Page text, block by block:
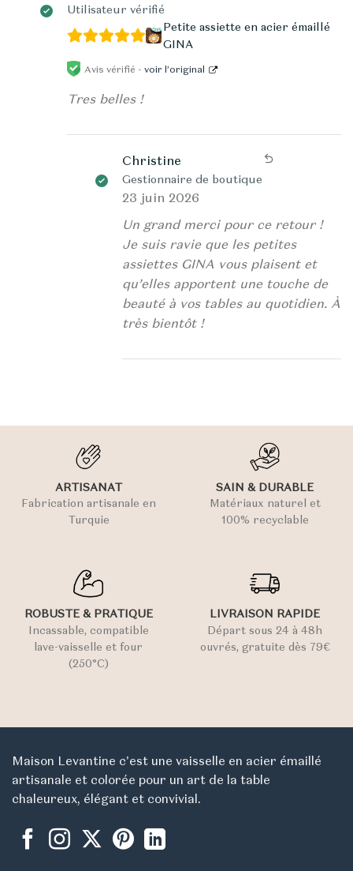
Utilisateur vérifié
Petite assiette en acier émaillé
GINA
Avis vérifié - voir l’original
Tres belles !
Christine
Gestionnaire de boutique
23 juin 2026
Un grand merci pour ce retour !
Je suis ravie que les petites
assiettes GINA vous plaisent et
qu’elles apportent une touche de
beauté à vos tables au quotidien. À
très bientôt !
ARTISANAT
Fabrication artisanale en
Turquie
SAIN & DURABLE
Matériaux naturel et
100% recyclable
ROBUSTE & PRATIQUE
Incassable, compatible
lave-vaisselle et four
(250°C)
LIVRAISON RAPIDE
Départ sous 24 à 48h
ouvrés, gratuite dès 79€
Maison Levantine c'est une vaisselle en acier émaillé
artisanale et colorée pour un art de la table
chaleureux, élégant et convivial.